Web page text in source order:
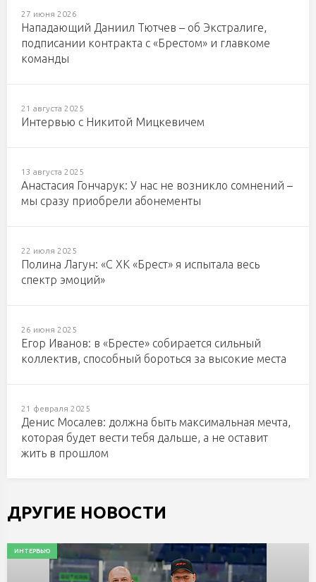
27 июня 2026
Нападающий Даниил Тютчев – об Экстралиге,
подписании контракта с «Брестом» и главкоме
команды
21 августа 2025
Интервью с Никитой Мицкевичем
13 августа 2025
Анастасия Гончарук: У нас не возникло сомнений –
мы сразу приобрели абонементы
22 июля 2025
Полина Лагун: «С ХК «Брест» я испытала весь
спектр эмоций»
26 июня 2025
Егор Иванов: в «Бресте» собирается сильный
коллектив, способный бороться за высокие места
21 февраля 2025
Денис Мосалев: должна быть максимальная мечта,
которая будет вести тебя дальше, а не оставит
жить в прошлом
ДРУГИЕ НОВОСТИ
ИНТЕРВЬЮ